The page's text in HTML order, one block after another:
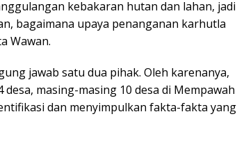
kebakaran hutan dan lahan, jadi
bagaimana upaya penanganan karhutla
Wawan.
jawab satu dua pihak. Oleh karenanya,
desa, masing-masing 10 desa di Mempawah
dan menyimpulkan fakta-fakta yang